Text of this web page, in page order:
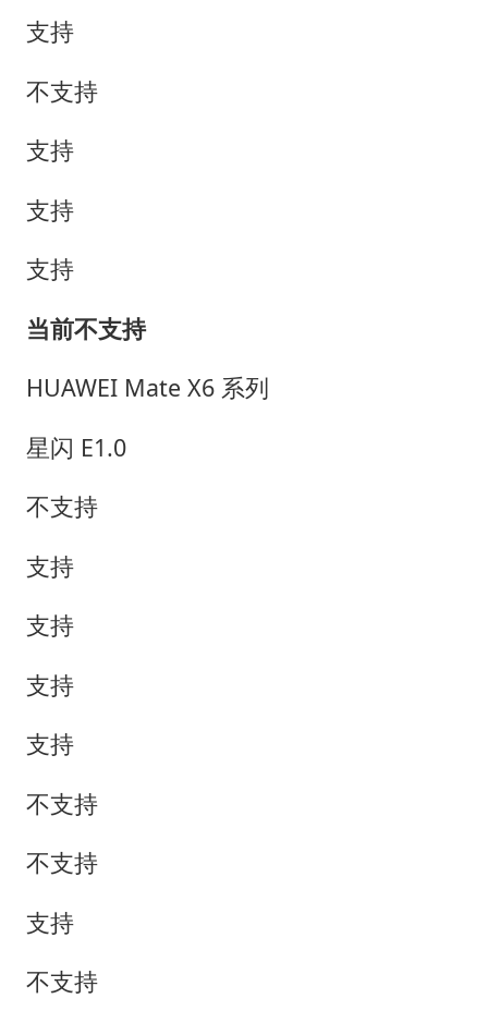
支持
不支持
支持
支持
支持
当前不支持
HUAWEI Mate X6 系列
星闪 E1.0
不支持
支持
支持
支持
支持
不支持
不支持
支持
不支持